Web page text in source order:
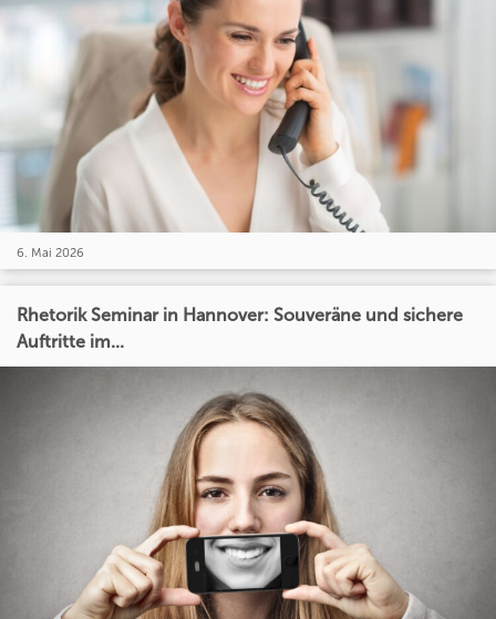
6. Mai 2026
Rhetorik Seminar in Hannover: Souveräne und sichere
Auftritte im...